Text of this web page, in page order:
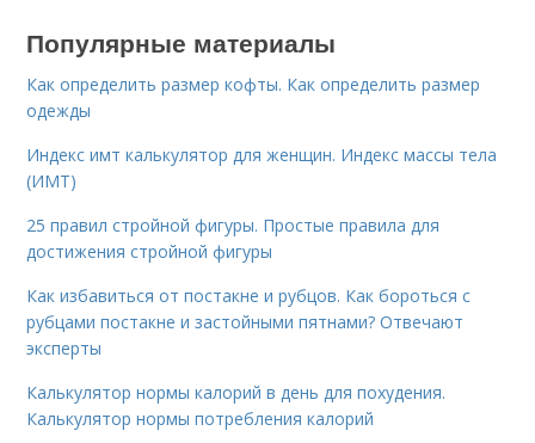
Популярные материалы
Как определить размер кофты. Как определить размер
одежды
Индекс имт калькулятор для женщин. Индекс массы тела
(ИМТ)
25 правил стройной фигуры. Простые правила для
достижения стройной фигуры
Как избавиться от постакне и рубцов. Как бороться с
рубцами постакне и застойными пятнами? Отвечают
эксперты
Калькулятор нормы калорий в день для похудения.
Калькулятор нормы потребления калорий